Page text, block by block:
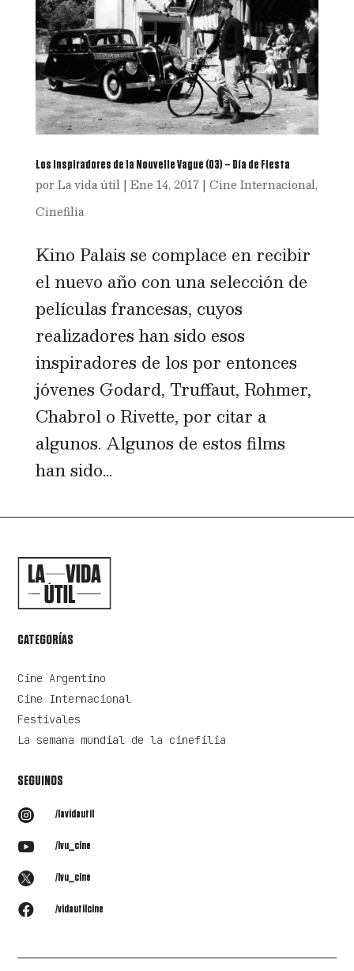
Los inspiradores de la Nouvelle Vague (03) – Día de Fiesta
por La vida útil| Ene 14, 2017| Cine Internacional,
Cinefilia
Kino Palais se complace en recibir
el nuevo año con una selección de
películas francesas, cuyos
realizadores han sido esos
inspiradores de los por entonces
jóvenes Godard, Truffaut, Rohmer,
Chabrol o Rivette, por citar a
algunos. Algunos de estos films
han sido...
CATEGORÍAS
Cine Argentino
Cine Internacional
Festivales
La semana mundial de la cinefilia
SEGUINOS
 /lavidautil
 /lvu_cine
 /lvu_cine
 /vidautilcine